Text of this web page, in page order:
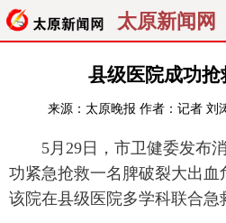
太原新闻网
聚焦
经济 关注
纵横 曝光
旅游 理财
县级医院成功
来源： 太原晚报 作者：记者 刘
5月29日，市卫健委发布消
功紧急抢救一名脾破裂大出
该院在县级医院多学科联合急